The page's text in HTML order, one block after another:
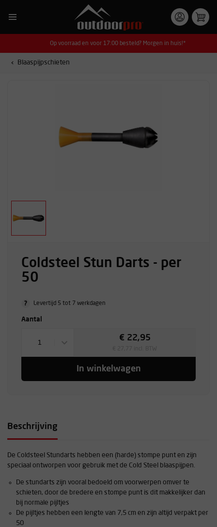
Op voorraad en voor 17:00 besteld? Morgen in huis!*
Blaaspijpschieten
Coldsteel Stun Darts - per
50
? Levertijd 5 tot 7 werkdagen
Aantal
1
€ 22,95
In winkelwagen
Beschrijving
De Coldsteel Stundarts hebben een (harde) stompe punt en zijn
speciaal ontworpen voor gebruik met de Cold Steel blaaspijpen.
De stundarts zijn vooral bedoeld om voorwerpen omver te
schieten, door de bredere en stompe punt is dit makkelijker dan
bij normale pijltjes
De pijltjes hebben een lengte van 7,5 cm en zijn altijd verpakt per
50